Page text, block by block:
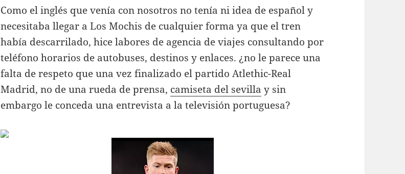
Como el inglés que venía con nosotros no tenía ni idea de español y
necesitaba llegar a Los Mochis de cualquier forma ya que el tren
había descarrilado, hice labores de agencia de viajes consultando por
teléfono horarios de autobuses, destinos y enlaces. ¿no le parece una
falta de respeto que una vez finalizado el partido Atlethic-Real
Madrid, no de una rueda de prensa, camiseta del sevilla y sin
embargo le conceda una entrevista a la televisión portuguesa?